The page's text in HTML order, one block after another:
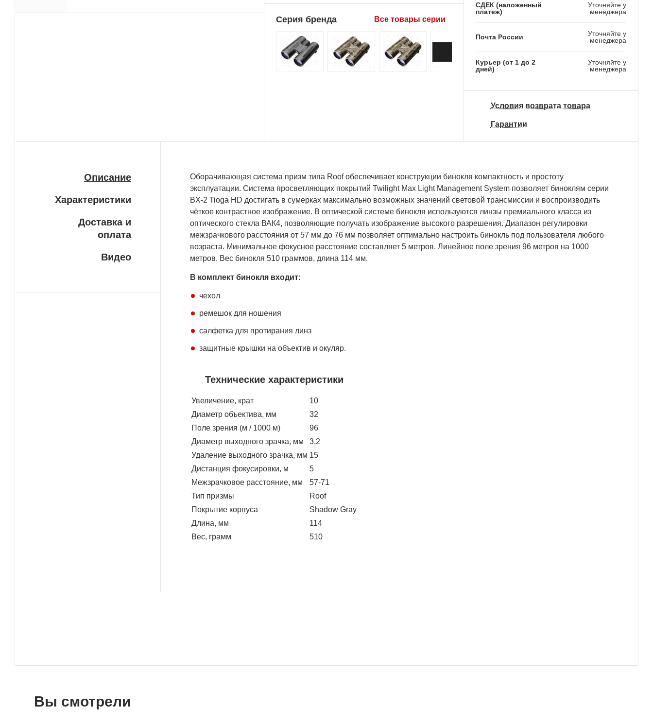
Серия бренда Все товары серии
СДЕК (наложенный
платеж)
Уточняйте у
менеджера
Почта России
Уточняйте у
менеджера
Курьер (от 1 до 2
дней)
Уточняйте у
менеджера
Условия возврата товара
Гарантии
Описание
Характеристики
Доставка и
оплата
Видео
Оборачивающая система призм типа Roof обеспечивает конструкции бинокля компактность и простоту
эксплуатации. Система просветляющих покрытий Twilight Max Light Management System позволяет биноклям серии
BX-2 Tioga HD достигать в сумерках максимально возможных значений световой трансмиссии и воспроизводить
чёткое контрастное изображение. В оптической системе бинокля используются линзы премиального класса из
оптического стекла ВАК4, позволяющие получать изображение высокого разрешения. Диапазон регулировки
межзрачкового расстояния от 57 мм до 76 мм позволяет оптимально настроить бинокль под пользователя любого
возраста. Минимальное фокусное расстояние составляет 5 метров. Линейное поле зрения 96 метров на 1000
метров. Вес бинокля 510 граммов, длина 114 мм.
В комплект бинокля входит:
чехол
ремешок для ношения
салфетка для протирания линз
защитные крышки на объектив и окуляр.
Технические характеристики
Увеличение, крат
10
Диаметр объектива, мм
32
Поле зрения (м / 1000 м)
96
Диаметр выходного зрачка, мм
3,2
Удаление выходного зрачка, мм 15
Дистанция фокусировки, м
5
Межзрачковое расстояние, мм
57-71
Тип призмы
Roof
Покрытие корпуса
Shadow Gray
Длина, мм
114
Вес, грамм
510
Вы смотрели